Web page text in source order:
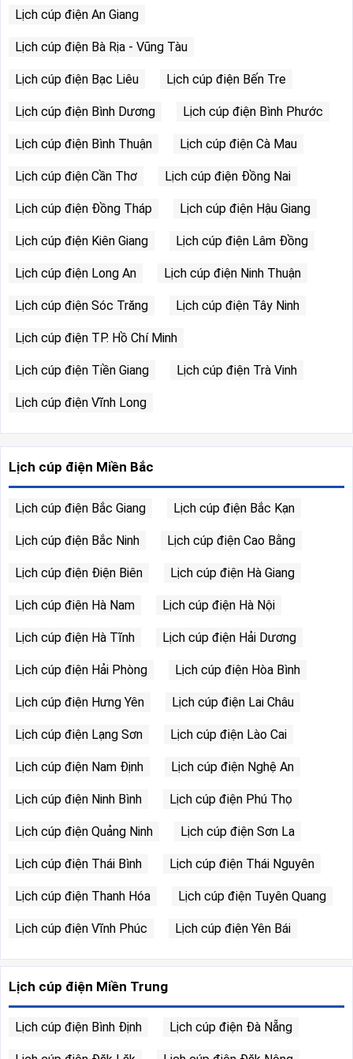
Lịch cúp điện An Giang
Lịch cúp điện Bà Rịa - Vũng Tàu
Lịch cúp điện Bạc Liêu Lịch cúp điện Bến Tre
Lịch cúp điện Bình Dương Lịch cúp điện Bình Phước
Lịch cúp điện Bình Thuận Lịch cúp điện Cà Mau
Lịch cúp điện Cần Thơ Lịch cúp điện Đồng Nai
Lịch cúp điện Đồng Tháp Lịch cúp điện Hậu Giang
Lịch cúp điện Kiên Giang Lịch cúp điện Lâm Đồng
Lịch cúp điện Long An Lịch cúp điện Ninh Thuận
Lịch cúp điện Sóc Trăng Lịch cúp điện Tây Ninh
Lịch cúp điện TP. Hồ Chí Minh
Lịch cúp điện Tiền Giang Lịch cúp điện Trà Vinh
Lịch cúp điện Vĩnh Long
Lịch cúp điện Miền Bắc
Lịch cúp điện Bắc Giang Lịch cúp điện Bắc Kạn
Lịch cúp điện Bắc Ninh Lịch cúp điện Cao Bằng
Lịch cúp điện Điện Biên Lịch cúp điện Hà Giang
Lịch cúp điện Hà Nam Lịch cúp điện Hà Nội
Lịch cúp điện Hà Tĩnh Lịch cúp điện Hải Dương
Lịch cúp điện Hải Phòng Lịch cúp điện Hòa Bình
Lịch cúp điện Hưng Yên Lịch cúp điện Lai Châu
Lịch cúp điện Lạng Sơn Lịch cúp điện Lào Cai
Lịch cúp điện Nam Định Lịch cúp điện Nghệ An
Lịch cúp điện Ninh Bình Lịch cúp điện Phú Thọ
Lịch cúp điện Quảng Ninh Lịch cúp điện Sơn La
Lịch cúp điện Thái Bình Lịch cúp điện Thái Nguyên
Lịch cúp điện Thanh Hóa Lịch cúp điện Tuyên Quang
Lịch cúp điện Vĩnh Phúc Lịch cúp điện Yên Bái
Lịch cúp điện Miền Trung
Lịch cúp điện Bình Định Lịch cúp điện Đà Nẵng